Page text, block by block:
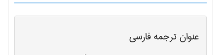
عنوان ترجمه فارسی